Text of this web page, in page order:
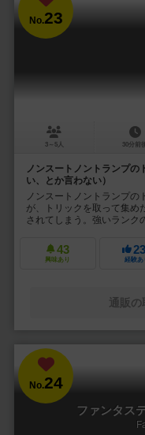
No.23
3～5人 30分前後
ノンスートノントランプ
い、とか言わない）
ノンスートノントランプ
が、トリックを取って集め
されてしまう。強いランク
43
興味あり 経験あ
通販
No.24
ファンタス